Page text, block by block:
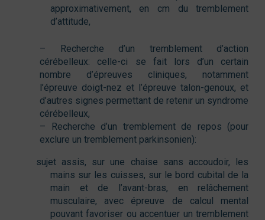
approximativement, en cm du tremblement
d’attitude,
– Recherche d’un tremblement d’action
cérébelleux: celle-ci se fait lors d’un certain
nombre d’épreuves cliniques, notamment
l’épreuve doigt-nez et l’épreuve talon-genoux, et
d’autres signes permettant de retenir un syndrome
cérébelleux,
– Recherche d’un tremblement de repos (pour
exclure un tremblement parkinsonien):
sujet assis, sur une chaise sans accoudoir, les
mains sur les cuisses, sur le bord cubital de la
main et de l’avant-bras, en relâchement
musculaire, avec épreuve de calcul mental
pouvant favoriser ou accentuer un tremblement